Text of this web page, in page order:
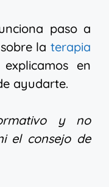
paso a
la terapia
en
ayudarte.
y no
el consejo de